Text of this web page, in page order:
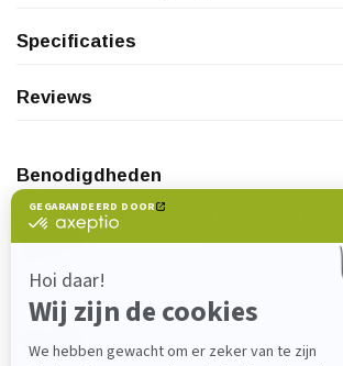
Specificaties
Reviews
Benodigdheden
Schuurvlies 115x228 mm korrel
280 (5 stuks)
Handschoen disposable nitriel
Op voorraad